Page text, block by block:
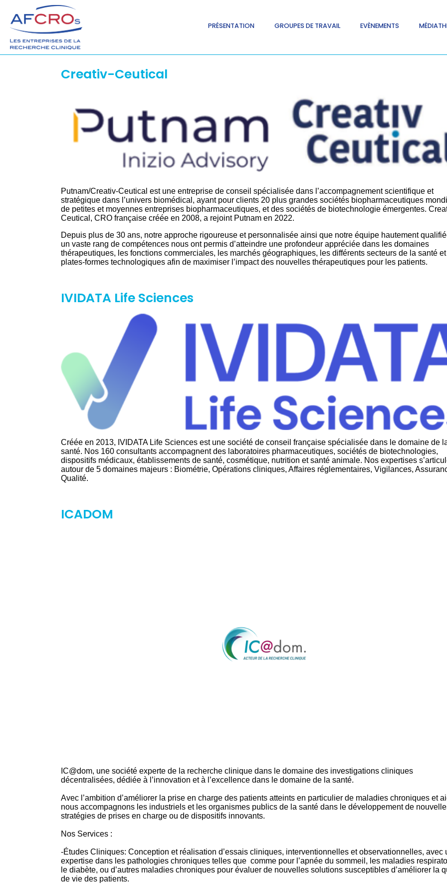
PRÉSENTATION GROUPES DE TRAVAIL EVÈNEMENTS
Creativ-Ceutical
Putnam/Creativ-Ceutical est une entreprise de conseil spécialisée dans l’accompagnement scientifique et
stratégique dans l’univers biomédical, ayant pour clients 20 plus grandes sociétés biopharmaceutiques
de petites et moyennes entreprises biopharmaceutiques, et des sociétés de biotechnologie émergentes.
Ceutical, CRO française créée en 2008, a rejoint Putnam en 2022.
Depuis plus de 30 ans, notre approche rigoureuse et personnalisée ainsi que notre équipe hautement
un vaste rang de compétences nous ont permis d’atteindre une profondeur appréciée dans les domaines
thérapeutiques, les fonctions commerciales, les marchés géographiques, les différents secteurs de la santé
plates-formes technologiques afin de maximiser l’impact des nouvelles thérapeutiques pour les patients.
IVIDATA Life Sciences
Créée en 2013, IVIDATA Life Sciences est une société de conseil française spécialisée dans le domaine de
santé. Nos 160 consultants accompagnent des laboratoires pharmaceutiques, sociétés de biotechnologies,
dispositifs médicaux, établissements de santé, cosmétique, nutrition et santé animale. Nos expertises
autour de 5 domaines majeurs : Biométrie, Opérations cliniques, Affaires réglementaires, Vigilances,
Qualité.
ICADOM
IC@dom, une société experte de la recherche clinique dans le domaine des investigations cliniques
décentralisées, dédiée à l’innovation et à l’excellence dans le domaine de la santé.
Avec l’ambition d’améliorer la prise en charge des patients atteints en particulier de maladies chroniques et
nous accompagnons les industriels et les organismes publics de la santé dans le développement de
stratégies de prises en charge ou de dispositifs innovants.
Nos Services :
-Études Cliniques: Conception et réalisation d’essais cliniques, interventionnelles et observationnelles, avec
expertise dans les pathologies chroniques telles que comme pour l’apnée du sommeil, les maladies
le diabète, ou d’autres maladies chroniques pour évaluer de nouvelles solutions susceptibles d’améliorer la
de vie des patients.